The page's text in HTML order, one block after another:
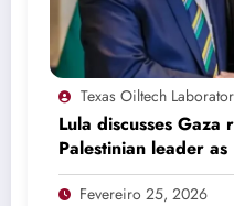
Texas Oiltech
Lula discusses Gaza
Palestinian leader as
invitation
Fevereiro 25, 2026